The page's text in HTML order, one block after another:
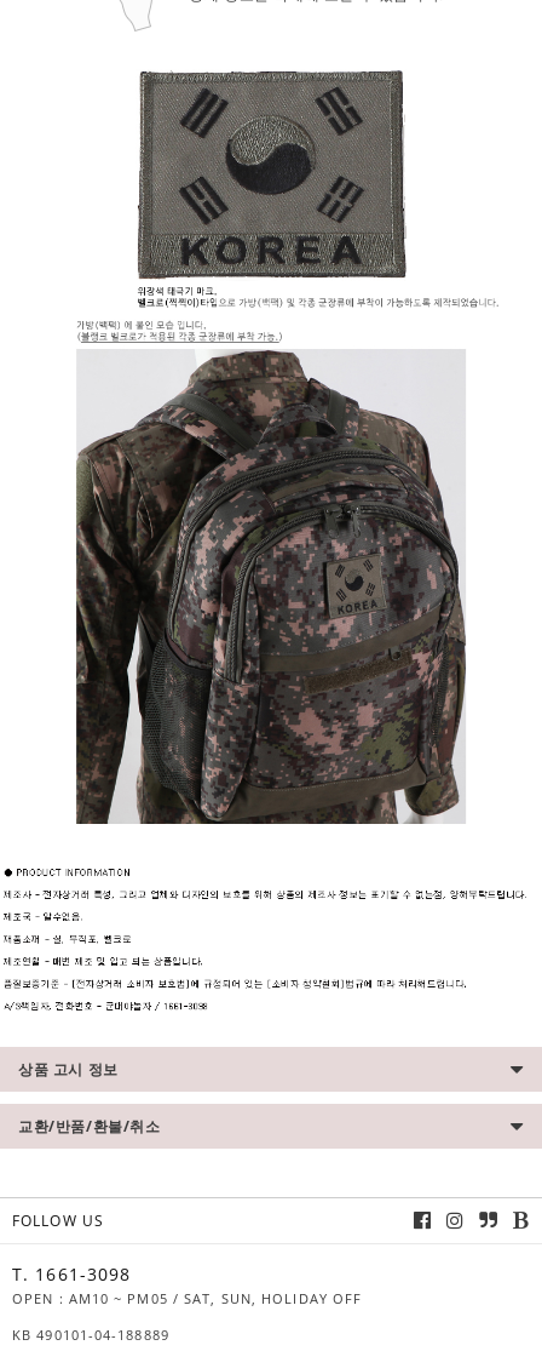
상품 고시 정보
교환/반품/환불/취소
FOLLOW US
T. 1661-3098
OPEN : AM10 ~ PM05 / SAT, SUN, HOLIDAY OFF
KB 490101-04-188889